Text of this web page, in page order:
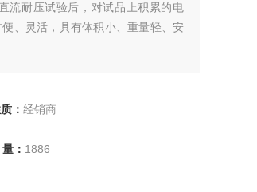
流耐压试验后，对试品上积累的电
、灵活，具有体积小、重量轻、安
： 经销商
： 1886